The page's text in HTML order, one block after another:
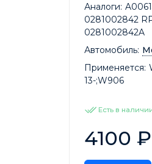
Аналоги:
0281002842
0281002842A
Автомобиль:
Применяется:
13-;W906
Есть в
4100 ₽